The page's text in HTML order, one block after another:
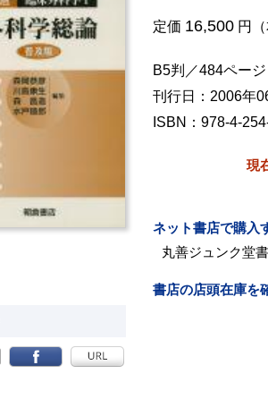
定価 16,500 円
B5判／484ページ
刊行日：2006年
ISBN：978-4-
現
ネット書店で購入
丸善ジュンク堂
書店の店頭在庫を